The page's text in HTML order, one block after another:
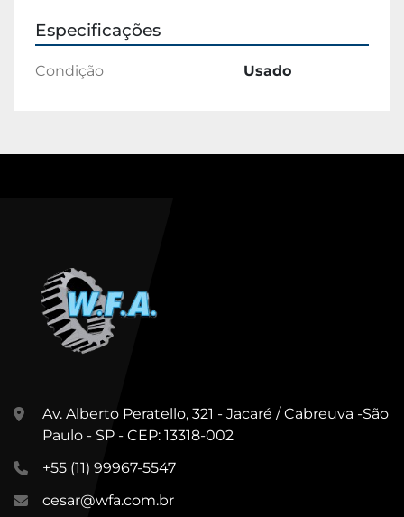
Especificações
Condição Usado
Av. Alberto Peratello, 321 - Jacaré / Cabreuva -São
Paulo - SP - CEP: 13318-002
+55 (11) 99967-5547
cesar@wfa.com.br